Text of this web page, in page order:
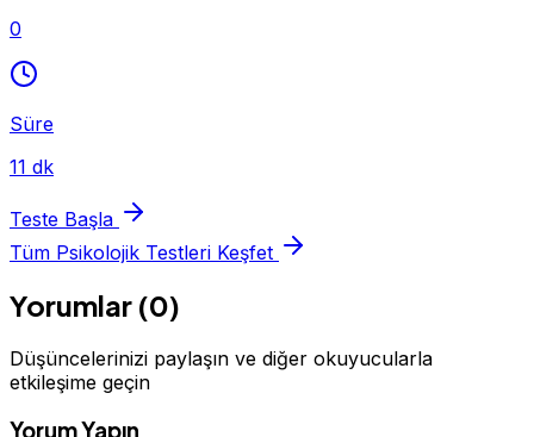
0
Süre
11 dk
Teste Başla
Tüm Psikolojik Testleri Keşfet
Yorumlar (0)
Düşüncelerinizi paylaşın ve diğer okuyucularla
etkileşime geçin
Yorum Yapın